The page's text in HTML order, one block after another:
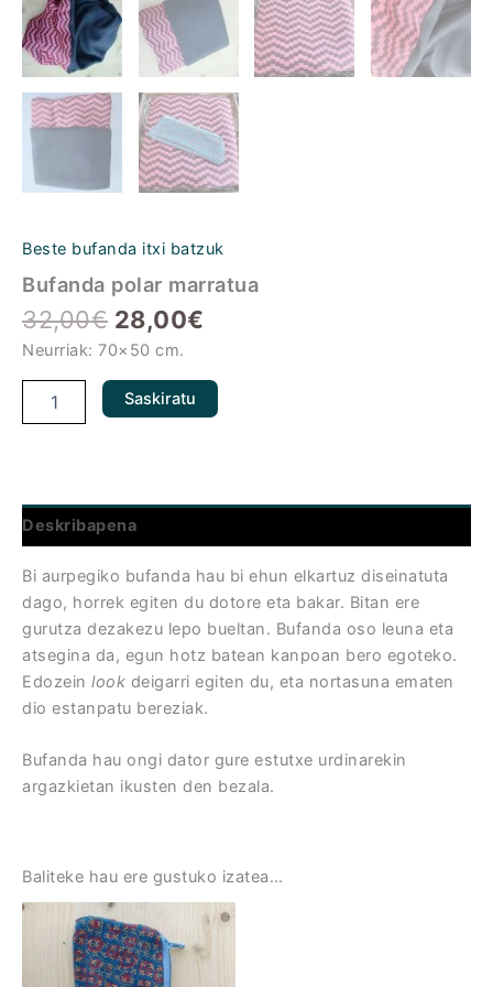
Beste bufanda itxi batzuk
Bufanda polar marratua
32,00€ 28,00€
Neurriak: 70×50 cm.
Saskiratu
Deskribapena
Bi aurpegiko bufanda hau bi ehun elkartuz diseinatuta
dago, horrek egiten du dotore eta bakar. Bitan ere
gurutza dezakezu lepo bueltan. Bufanda oso leuna eta
atsegina da, egun hotz batean kanpoan bero egoteko.
Edozein look deigarri egiten du, eta nortasuna ematen
dio estanpatu bereziak.
Bufanda hau ongi dator gure estutxe urdinarekin
argazkietan ikusten den bezala.
Baliteke hau ere gustuko izatea…